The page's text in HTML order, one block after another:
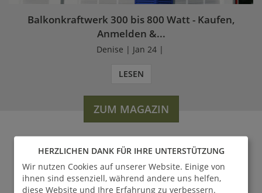
Balkonkraftwerk 300 bis 800 Watt - Kaufen,
Anmelden &...
Denise | Jan 24 |
LESEN
ZUM MAGAZIN
WERDEN SIE FAN VON
GARTENTRAUM.DE
HERZLICHEN DANK FÜR IHRE UNTERSTÜTZUNG
Wir nutzen Cookies auf unserer Website. Einige von
ihnen sind essenziell, während andere uns helfen,
diese Website und Ihre Erfahrung zu verbessern.